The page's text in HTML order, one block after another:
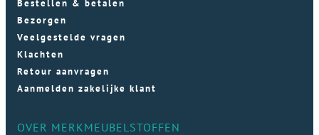
Bestellen & betalen
Bezorgen
Veelgestelde vragen
Klachten
Retour aanvragen
Aanmelden zakelijke klant
OVER MERKMEUBELSTOFFEN